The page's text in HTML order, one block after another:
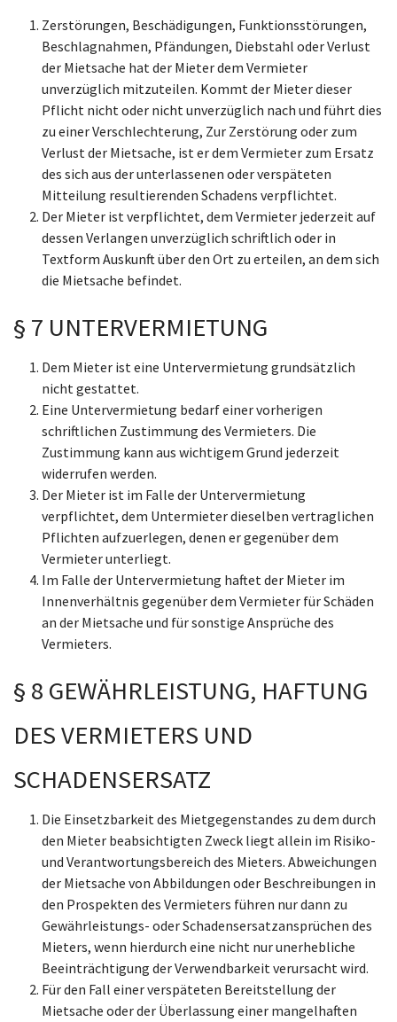
Zerstörungen, Beschädigungen, Funktionsstörungen,
Beschlagnahmen, Pfändungen, Diebstahl oder Verlust
der Mietsache hat der Mieter dem Vermieter
unverzüglich mitzuteilen. Kommt der Mieter dieser
Pflicht nicht oder nicht unverzüglich nach und führt dies
zu einer Verschlechterung, Zur Zerstörung oder zum
Verlust der Mietsache, ist er dem Vermieter zum Ersatz
des sich aus der unterlassenen oder verspäteten
Mitteilung resultierenden Schadens verpflichtet.
Der Mieter ist verpflichtet, dem Vermieter jederzeit auf
dessen Verlangen unverzüglich schriftlich oder in
Textform Auskunft über den Ort zu erteilen, an dem sich
die Mietsache befindet.
§ 7 UNTERVERMIETUNG
Dem Mieter ist eine Untervermietung grundsätzlich
nicht gestattet.
Eine Untervermietung bedarf einer vorherigen
schriftlichen Zustimmung des Vermieters. Die
Zustimmung kann aus wichtigem Grund jederzeit
widerrufen werden.
Der Mieter ist im Falle der Untervermietung
verpflichtet, dem Untermieter dieselben vertraglichen
Pflichten aufzuerlegen, denen er gegenüber dem
Vermieter unterliegt.
Im Falle der Untervermietung haftet der Mieter im
Innenverhältnis gegenüber dem Vermieter für Schäden
an der Mietsache und für sonstige Ansprüche des
Vermieters.
§ 8 GEWÄHRLEISTUNG, HAFTUNG
DES VERMIETERS UND
SCHADENSERSATZ
Die Einsetzbarkeit des Mietgegenstandes zu dem durch
den Mieter beabsichtigten Zweck liegt allein im Risiko-
und Verantwortungsbereich des Mieters. Abweichungen
der Mietsache von Abbildungen oder Beschreibungen in
den Prospekten des Vermieters führen nur dann zu
Gewährleistungs- oder Schadensersatzansprüchen des
Mieters, wenn hierdurch eine nicht nur unerhebliche
Beeinträchtigung der Verwendbarkeit verursacht wird.
Für den Fall einer verspäteten Bereitstellung der
Mietsache oder der Überlassung einer mangelhaften